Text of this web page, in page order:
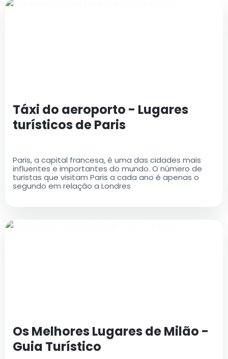
Táxi do aeroporto - Lugares
turísticos de Paris
Paris, a capital francesa, é uma das cidades mais
influentes e importantes do mundo. O número de
turistas que visitam Paris a cada ano é apenas o
segundo em relação a Londres
Os Melhores Lugares de Milão -
Guia Turístico